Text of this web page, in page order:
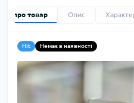
про товар Опис
Hit Немає в наявності